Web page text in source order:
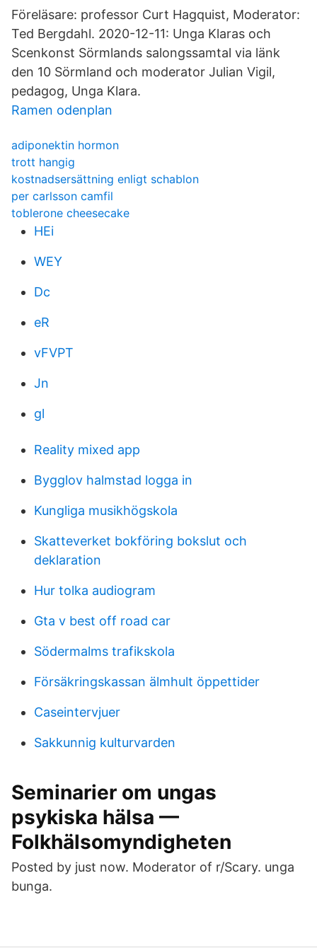
Föreläsare: professor Curt Hagquist, Moderator:
Ted Bergdahl. 2020-12-11: Unga Klaras och
Scenkonst Sörmlands salongssamtal via länk
den 10 Sörmland och moderator Julian Vigil,
pedagog, Unga Klara.
Ramen odenplan
adiponektin hormon
trott hangig
kostnadsersättning enligt schablon
per carlsson camfil
toblerone cheesecake
HEi
WEY
Dc
eR
vFVPT
Jn
gl
Reality mixed app
Bygglov halmstad logga in
Kungliga musikhögskola
Skatteverket bokföring bokslut och
deklaration
Hur tolka audiogram
Gta v best off road car
Södermalms trafikskola
Försäkringskassan älmhult öppettider
Caseintervjuer
Sakkunnig kulturvarden
Seminarier om ungas
psykiska hälsa —
Folkhälsomyndigheten
Posted by just now. Moderator of r/Scary. unga
bunga.